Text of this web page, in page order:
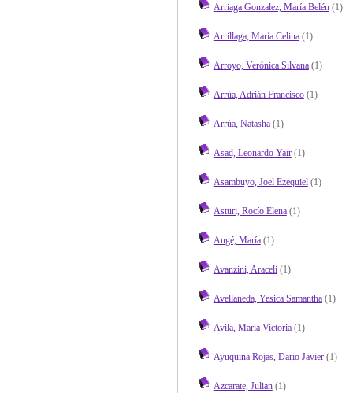
Arriaga Gonzalez, María Belén(1)
Arrillaga, María Celina(1)
Arroyo, Verónica Silvana(1)
Arrúa, Adrián Francisco(1)
Arrúa, Natasha(1)
Asad, Leonardo Yair(1)
Asambuyo, Joel Ezequiel(1)
Asturi, Rocío Elena(1)
Augé, María(1)
Avanzini, Araceli(1)
Avellaneda, Yesica Samantha(1)
Avila, María Victoria(1)
Ayuquina Rojas, Dario Javier(1)
Azcarate, Julian(1)